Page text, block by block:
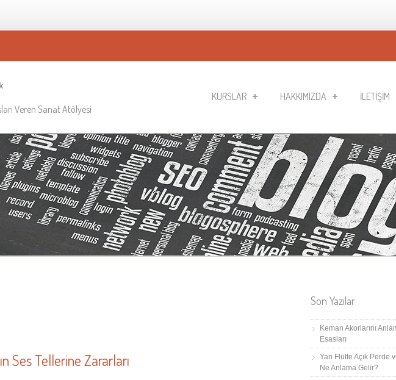
Veren Sanat Atölyesi
KURSLAR HAKKIMIZDA İLETIŞIM
Ses Tellerine Zararları
Son Yazılar
Keman Akorlarını
Esasları
Yan Flütte Açık Perde
Ne Anlama Gelir?